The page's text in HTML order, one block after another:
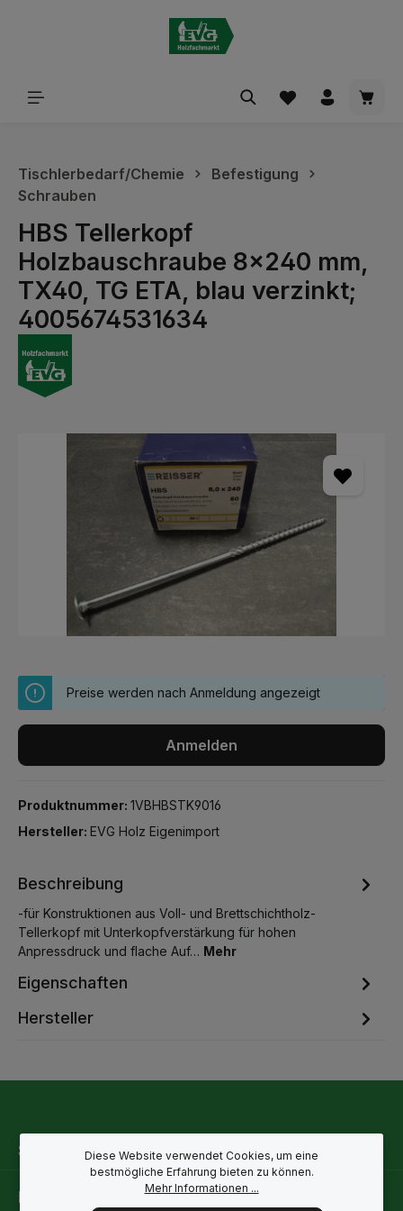
Tischlerbedarf/Chemie
Befestigung
Schrauben
HBS Tellerkopf
Holzbauschraube 8x240 mm,
TX40, TG ETA, blau verzinkt;
4005674531634
Preise werden nach Anmeldung angezeigt
Anmelden
Produktnummer: 1VBHBSTK9016
Hersteller: EVG Holz Eigenimport
Beschreibung
-für Konstruktionen aus Voll- und Brettschichtholz-
Tellerkopf mit Unterkopfverstärkung für hohen
Anpressdruck und flache Auf… Mehr
Eigenschaften
Hersteller
Service-Hotline
Rechtliche Hinweise
Diese Website verwendet Cookies, um eine
bestmögliche Erfahrung bieten zu können.
Mehr Informationen ...